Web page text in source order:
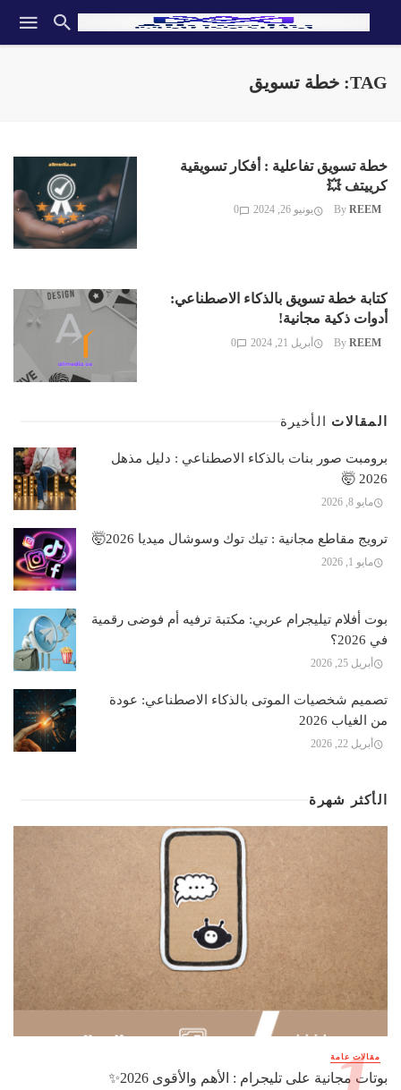
TAG: خطة تسويق
خطة تسويق تفاعلية : أفكار تسويقية
كرييتف 💥
By REEM يونيو 26, 2024 0
كتابة خطة تسويق بالذكاء الاصطناعي:
أدوات ذكية مجانية!
By REEM أبريل 21, 2024 0
المقالات الأخيرة
برومبت صور بنات بالذكاء الاصطناعي : دليل مذهل
2026 🤯
مايو 8, 2026
ترويج مقاطع مجانية : تيك توك وسوشال ميديا 2026🤯
مايو 1, 2026
بوت أفلام تيليجرام عربي: مكتبة ترفيه أم فوضى رقمية
في 2026؟
أبريل 25, 2026
تصميم شخصيات الموتى بالذكاء الاصطناعي: عودة
من الغياب 2026
أبريل 22, 2026
الأكثر شهرة
مقالات عامة
بوتات مجانية على تليجرام : الأهم والأقوى 2026✨️